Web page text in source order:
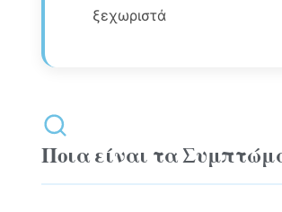
ξεχωριστά
Ποια είναι τα